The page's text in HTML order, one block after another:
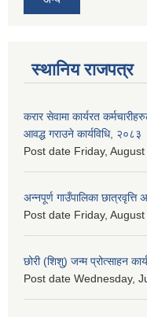
स्थानिय राजपत्र
करार सेवामा कार्यरत
आवद्ध गराउने कार्यविधि, २०८३
Post date Friday,
अन्नपूर्ण गाउँपालिका
Post date Friday,
छोरी (शिशु) जन्म प्रोत्साहन
Post date Wednesday,